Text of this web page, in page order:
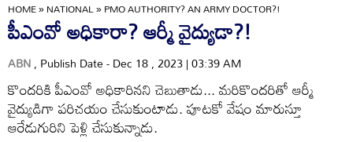
HOME»NATIONAL»PMO AUTHORITY? AN ARMY DOCTOR?!
పీఎంవో అధికారా? ఆర్మీ వైద్యుడా?!
ABN, Publish Date - Dec 18 , 2023 | 03:39 AM
కొందరికి పీఎంవో అధికారినని చెబుతాడు... మరికొందరితో ఆర్మీ
వైద్యుడిగా పరిచయం చేసుకుంటాడు. పూటకో వేషం మారుస్తూ
ఆరేడుగురిని పెళ్లి చేసుకున్నాడు.